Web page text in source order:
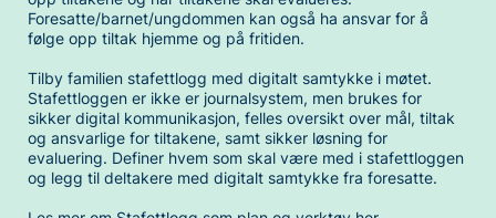
Foresatte/barnet/ungdommen kan også ha ansvar for å
følge opp tiltak hjemme og på fritiden.
Tilby familien stafettlogg med digitalt samtykke i møtet.
Stafettloggen er ikke er journalsystem, men brukes for
sikker digital kommunikasjon, felles oversikt over mål, tiltak
og ansvarlige for tiltakene, samt sikker løsning for
evaluering. Definer hvem som skal være med i stafettloggen
og legg til deltakere med digitalt samtykke fra foresatte.